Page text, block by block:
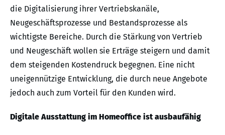
die Digitalisierung ihrer Vertriebskanäle,
Neugeschäftsprozesse und Bestandsprozesse als
wichtigste Bereiche. Durch die Stärkung von Vertrieb
und Neugeschäft wollen sie Erträge steigern und damit
dem steigenden Kostendruck begegnen. Eine nicht
uneigennützige Entwicklung, die durch neue Angebote
jedoch auch zum Vorteil für den Kunden wird.
Digitale Ausstattung im Homeoffice ist ausbaufähig